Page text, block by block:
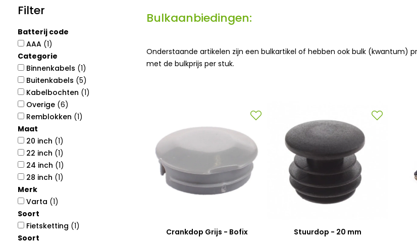
Filter
Batterij code
AAA (1)
Categorie
Binnenkabels (1)
Buitenkabels (5)
Kabelbochten (1)
Overige (6)
Remblokken (1)
Maat
20 inch (1)
22 inch (1)
24 inch (1)
28 inch (1)
Merk
Varta (1)
Soort
Fietsketting (1)
Soort
Bulkaanbiedingen:
Onderstaande artikelen zijn een bulkartikel of hebben ook bulk (kwantum)
met de bulkprijs per stuk.
Crankdop Grijs - Bofix Stuurdop - 20 mm